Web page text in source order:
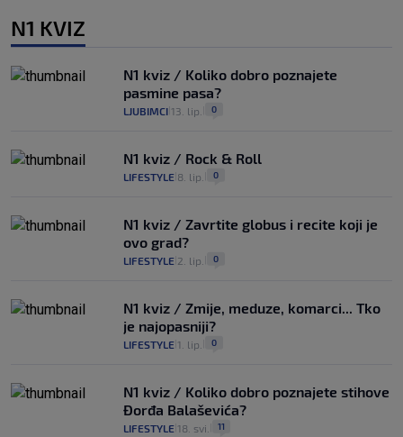
N1 KVIZ
N1 kviz / Koliko dobro poznajete
pasmine pasa?
LJUBIMCI 13. lip. 0
N1 kviz / Rock & Roll
LIFESTYLE 8. lip. 0
N1 kviz / Zavrtite globus i recite koji je
ovo grad?
LIFESTYLE 2. lip. 0
N1 kviz / Zmije, meduze, komarci... Tko
je najopasniji?
LIFESTYLE 1. lip. 0
N1 kviz / Koliko dobro poznajete stihove
Đorđa Balaševića?
LIFESTYLE 18. svi. 11